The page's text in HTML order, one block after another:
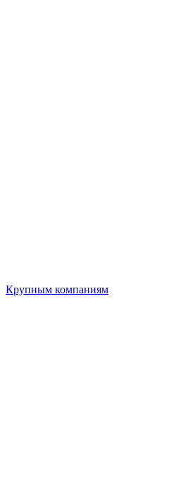
Крупным компаниям